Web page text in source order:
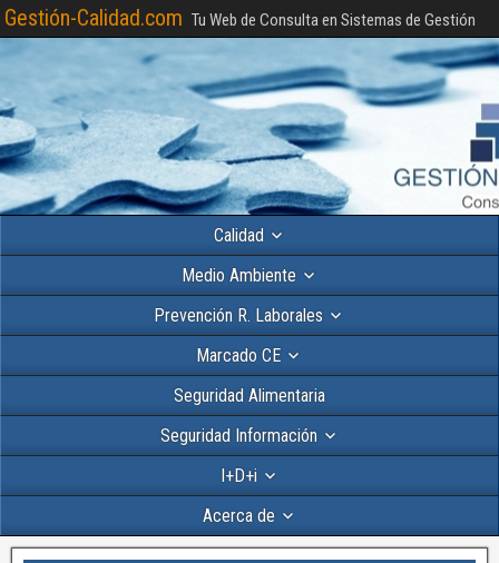
Gestión-Calidad.com Tu Web de Consulta en Sistemas de Gestión
Calidad
Medio Ambiente
Prevención R. Laborales
Marcado CE
Seguridad Alimentaria
Seguridad Información
I+D+i
Acerca de